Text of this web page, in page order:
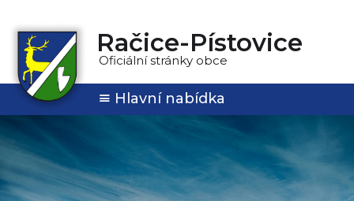
Račice-Pístovice
Oficiální stránky obce
Hlavní nabídka